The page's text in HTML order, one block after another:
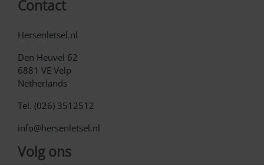
Contact
Hersenletsel.nl
Den Heuvel 62
6881 VE Velp
Netherlands
Tel. (026) 3512512
info@hersenletsel.nl
Volg ons